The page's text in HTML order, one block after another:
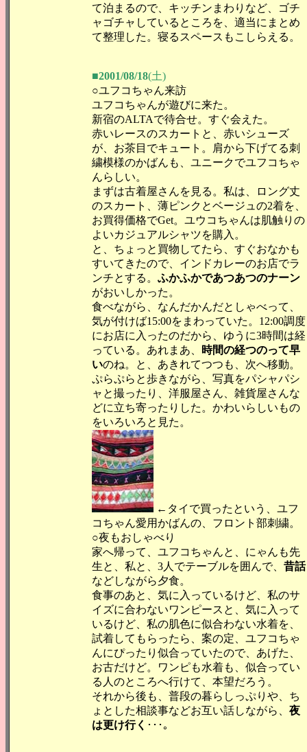
て泊まるので、キッチンまわりなど、ゴチ
ャゴチャしているところを、適当にまとめ
て整理した。寝るスペースもこしらえる。
■2001/08/18(土)
○ユフコちゃん来訪
ユフコちゃんが遊びに来た。
新宿のALTAで待合せ。すぐ会えた。
赤いレースのスカートと、赤いシューズ
が、お茶目でキュート。肩から下げてる刺
繍模様のかばんも、ユニークでユフコちゃ
んらしい。
まずは古着屋さんを見る。私は、ロング丈
のスカート、薄ピンクとベージュの2着を、
お買得価格でGet。ユウコちゃんは肌触りの
よいカジュアルシャツを購入。
と、ちょっと買物してたら、すぐおなかも
すいてきたので、インドカレーのお店でラ
ンチとする。 ふかふかであつあつのナーン
がおいしかった。
食べながら、なんだかんだとしゃべって、
気が付けば15:00をまわっていた。12:00調度
にお店に入ったのだから、ゆうに3時間は経
っている。あれまあ、
時間の経つのって早
いのね。と、あきれてつつも、次へ移動。
ぷらぷらと歩きながら、写真をパシャパシ
ャと撮ったり、洋服屋さん、雑貨屋さんな
どに立ち寄ったりした。かわいらしいもの
をいろいろと見た。
←タイで買ったという、ユフ
コちゃん愛用かばんの、フロント部刺繍。
○夜もおしゃべり
家へ帰って、ユフコちゃんと、にゃんも先
生と、私と、3人でテーブルを囲んで、 昔話
などしながら夕食。
食事のあと、気に入っているけど、私のサ
イズに合わないワンピースと、気に入って
いるけど、私の肌色に似合わない水着を、
試着してもらったら、案の定、ユフコちゃ
んにぴったり似合っていたので、あげた、
お古だけど。ワンピも水着も、似合ってい
る人のところへ行けて、本望だろう。
それから後も、普段の暮らしっぷりや、ち
ょとした相談事などお互い話しながら、 夜
は更け行く ･･･。